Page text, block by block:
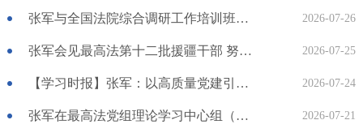
张军与全国法院综合调研工作培训班学员座谈 强调立足综合调研助力人民法院工作向优向强 2026-07-26
张军会见最高法第十二批援疆干部 努力为新疆长治久安和高质量发展贡献司法力量 2026-07-25
【学习时报】张军：以高质量党建引领推动新时代审判工作高质量发展 2026-07-24
张军在最高法党组理论学习中心组（扩大）集体学习研讨时强调 持续深入贯彻习近平党建思想 引领推动新时代审判工作高质量发展 2026-07-21